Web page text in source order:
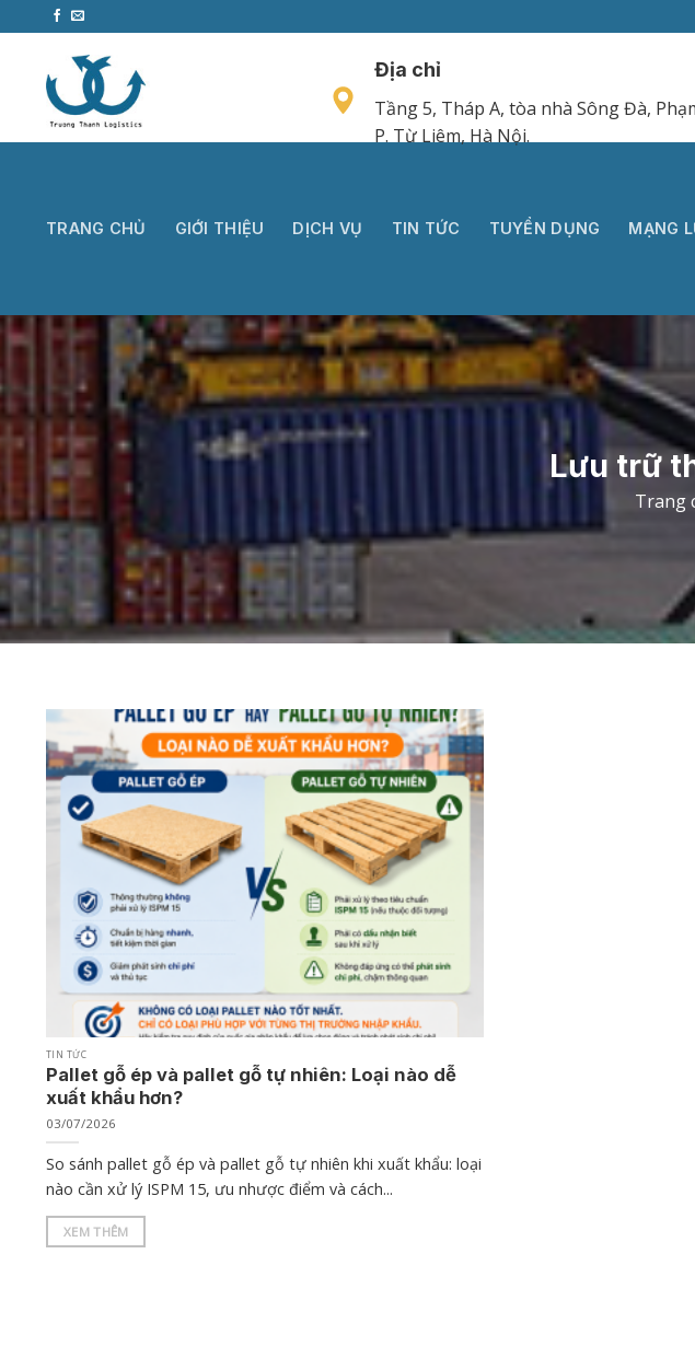
qua
Địa chỉ
Tầng 5, Tháp A, tòa nhà Sông Đà,
P. Từ Liêm, Hà Nội.
TRANG CHỦ GIỚI THIỆU DỊCH VỤ TIN TỨC TUYỂN DỤNG MẠNG
Lưu trữ
Trang
TIN TỨC
Pallet gỗ ép và pallet gỗ tự nhiên: Loại nào dễ
xuất khẩu hơn?
03/07/2026
So sánh pallet gỗ ép và pallet gỗ tự nhiên khi xuất khẩu: loại
nào cần xử lý ISPM 15, ưu nhược điểm và cách...
XEM THÊM